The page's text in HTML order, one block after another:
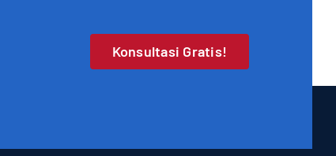
Konsultasi Gratis!